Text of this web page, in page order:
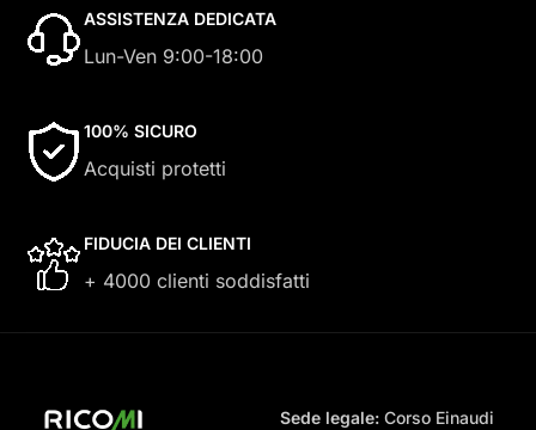
ASSISTENZA DEDICATA
Lun-Ven 9:00-18:00
100% SICURO
Acquisti protetti
FIDUCIA DEI CLIENTI
+ 4000 clienti soddisfatti
Sede legale:Corso Einaudi